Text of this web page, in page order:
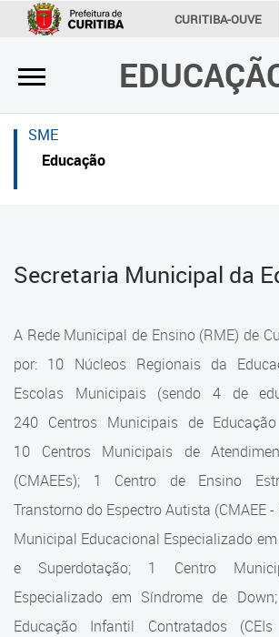
CURITIBA-OUVE
INFORMAÇÃO
×
Inicial
Secretaria
Profissionais da educação
Contato
úteis
Portal da Prefeitura de Curitiba
Cadastramento Escolar
Cadastro Online
Portal ICS Instituto Curitiba de
Portal Aprendere
Portal do Servidor
×
Inicial
Inicial
Secretaria
Crianças e estudantes
Contato
Estrutura da Secretaria
Estrutura da Secretaria
Superintendência Executiva
Departamento de Logística
Departamento de Logística
SME
Educação
Secretaria Municipal da
A Rede Municipal de Ensino (RME) de
por: 10 Núcleos Regionais da
Escolas Municipais (sendo 4 de
240 Centros Municipais de
10 Centros Municipais de
(CMAEEs); 1 Centro de Ensino
Transtorno do Espectro Autista (CMAEE -
Municipal Educacional Especializado
e Superdotação; 1 Centro
Especializado em Síndrome de
Educação Infantil Contratados